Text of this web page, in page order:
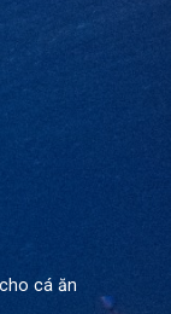
cá ăn